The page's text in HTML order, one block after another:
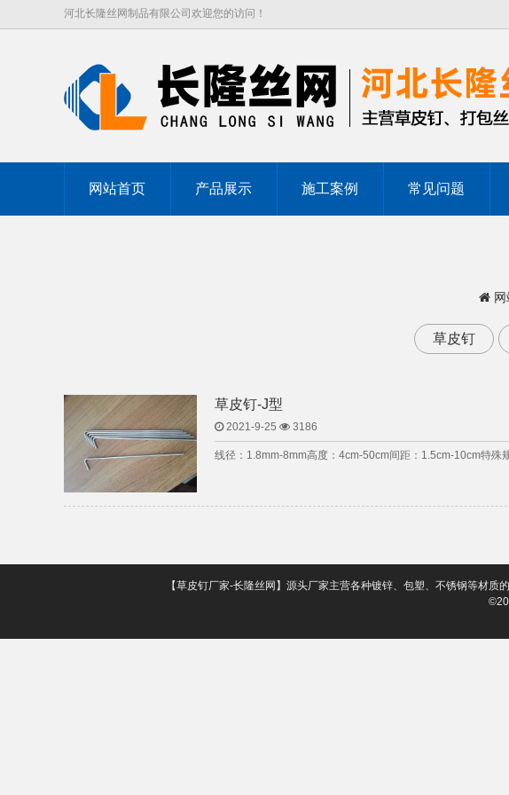
河北长隆丝网制品有限公司欢迎您的访问！
网站首页 产品展示 施工案例 常见问题
网
草皮钉
草皮钉-J型
2021-9-25 3186
线径：1.8mm-8mm高度：4cm-50cm间距：1.5cm-10cm特殊
【草皮钉厂家-长隆丝网】源头厂家主营各种镀锌、包塑、不锈钢等材